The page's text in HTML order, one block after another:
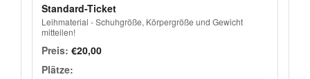
Standard-Ticket
Leihmaterial - Schuhgröße, Körpergröße und Gewicht
mitteilen!
€20,00